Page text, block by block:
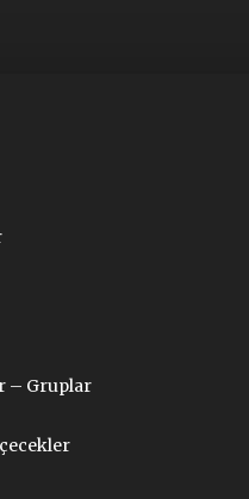
– Gruplar